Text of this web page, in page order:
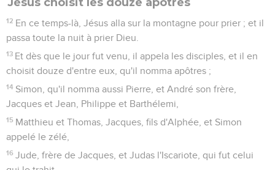
12 En ce temps-là, Jésus alla sur la montagne pour prier ; et il
passa toute la nuit à prier Dieu.
13 Et dès que le jour fut venu, il appela les disciples, et il en
choisit douze d'entre eux, qu'il nomma apôtres ;
14 Simon, qu'il nomma aussi Pierre, et André son frère,
Jacques et Jean, Philippe et Barthélemi,
15 Matthieu et Thomas, Jacques, fils d'Alphée, et Simon
appelé le zélé,
16 Jude, frère de Jacques, et Judas l'Iscariote, qui fut celui